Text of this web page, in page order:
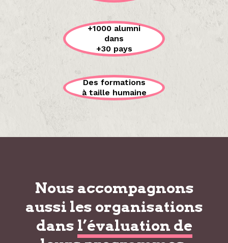
+1000 alumni
dans
+30 pays
Des formations
à taille humaine
Nous accompagnons
aussi les organisations
dans l’évaluation de